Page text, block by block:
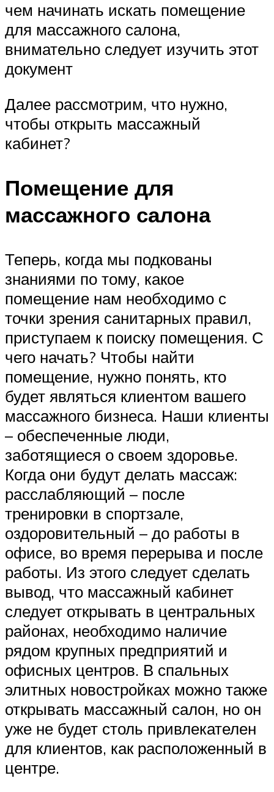
чем начинать искать помещение
для массажного салона,
внимательно следует изучить этот
документ
Далее рассмотрим, что нужно,
чтобы открыть массажный
кабинет?
Помещение для
массажного салона
Теперь, когда мы подкованы
знаниями по тому, какое
помещение нам необходимо с
точки зрения санитарных правил,
приступаем к поиску помещения. С
чего начать? Чтобы найти
помещение, нужно понять, кто
будет являться клиентом вашего
массажного бизнеса. Наши клиенты
– обеспеченные люди,
заботящиеся о своем здоровье.
Когда они будут делать массаж:
расслабляющий – после
тренировки в спортзале,
оздоровительный – до работы в
офисе, во время перерыва и после
работы. Из этого следует сделать
вывод, что массажный кабинет
следует открывать в центральных
районах, необходимо наличие
рядом крупных предприятий и
офисных центров. В спальных
элитных новостройках можно также
открывать массажный салон, но он
уже не будет столь привлекателен
для клиентов, как расположенный в
центре.